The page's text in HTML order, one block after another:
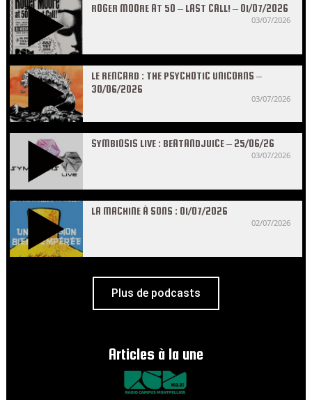
ROGER MOORE AT 50 – LAST CALL! – 01/07/2026
03/07/2026
LE RENCARD : THE PSYCHOTIC UNICORNS –
30/06/2026
03/07/2026
SYMBIOSIS LIVE : BEATANDJUICE – 25/06/26
03/07/2026
LA MACHINE À SONS : 01/07/2026
02/07/2026
Plus de podcasts
Articles à la une